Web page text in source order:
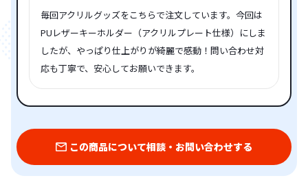
毎回アクリルグッズをこちらで注文しています。今回は
PUレザーキーホルダー（アクリルプレート仕様）にしま
したが、やっぱり仕上がりが綺麗で感動！問い合わせ対
応も丁寧で、安心してお願いできます。
この商品について相談・お問い合わせする